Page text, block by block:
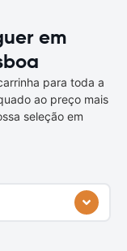
em
para toda a
ao preço mais
seleção em